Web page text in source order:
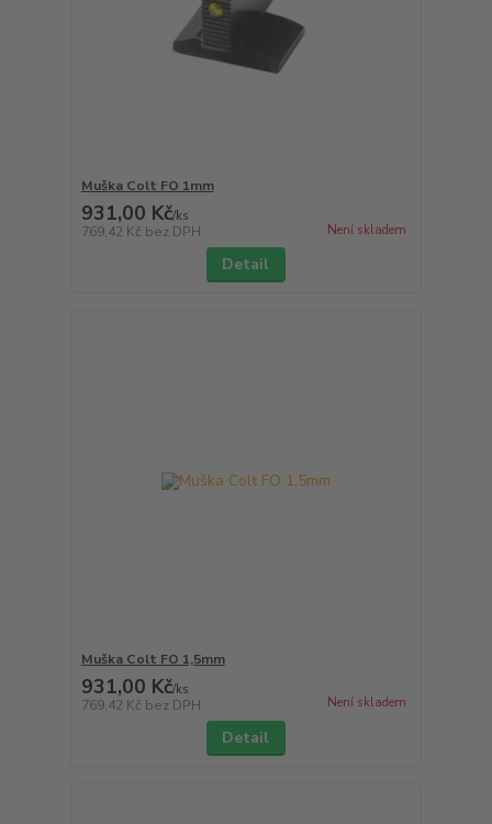
Muška Colt FO 1mm
931,00 Kč/ks
769,42 Kč bez DPH Není skladem
Detail
Muška Colt FO 1,5mm
931,00 Kč/ks
769,42 Kč bez DPH Není skladem
Detail